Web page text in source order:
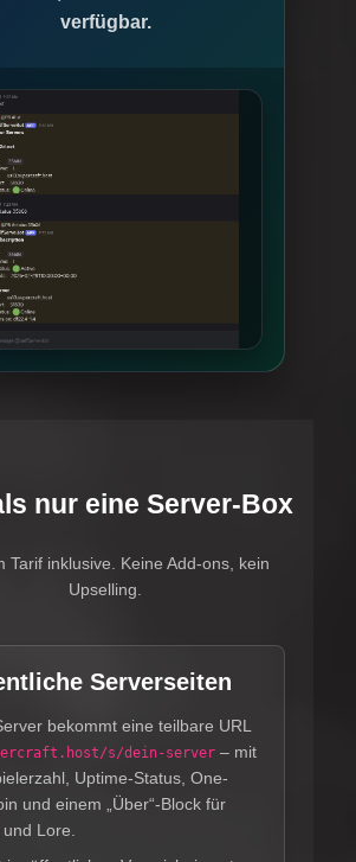
verfügbar.
nur eine Server-Box
Tarif inklusive. Keine Add-ons, kein
Upselling.
Serverseiten
bekommt eine teilbare URL
s/dein-server – mit
Uptime-Status, One-
und einem „Über“-Block für
Lore.